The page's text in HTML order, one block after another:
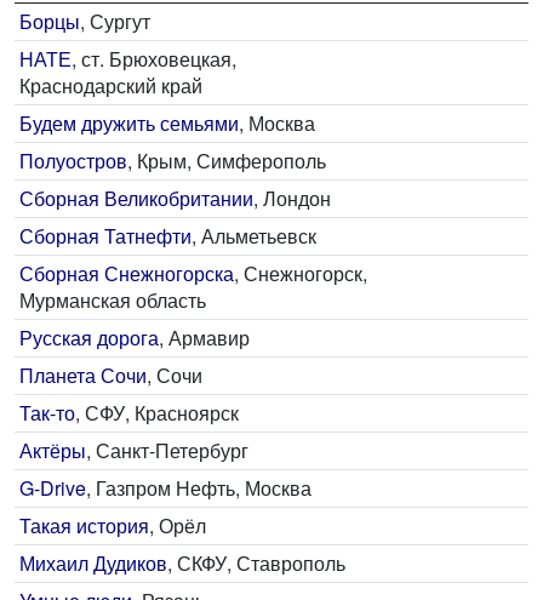
Борцы, Сургут
НАТЕ, ст. Брюховецкая,
Краснодарский край
Будем дружить семьями, Москва
Полуостров, Крым, Симферополь
Сборная Великобритании, Лондон
Сборная Татнефти, Альметьевск
Сборная Снежногорска, Снежногорск,
Мурманская область
Русская дорога, Армавир
Планета Сочи, Сочи
Так-то, СФУ, Красноярск
Актёры, Санкт-Петербург
G-Drive, Газпром Нефть, Москва
Такая история, Орёл
Михаил Дудиков, СКФУ, Ставрополь